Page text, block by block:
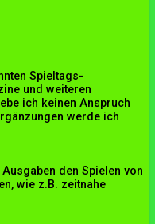
Spieltags-
und weiteren
ich keinen Anspruch
werde ich
den Spielen von
wie z.B. zeitnahe